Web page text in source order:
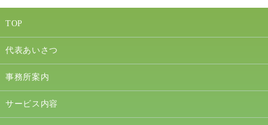
TOP
代表あいさつ
事務所案内
サービス内容